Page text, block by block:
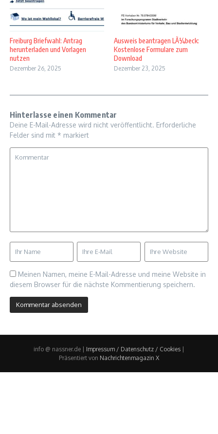
Freiburg Briefwahl: Antrag
herunterladen und Vorlagen
nutzen
Dezember 26, 2025
Ausweis beantragen LÃ¼beck:
Kostenlose Formulare zum
Download
Dezember 23, 2025
Hinterlasse einen Kommentar
Deine E-Mail-Adresse wird nicht veröffentlicht. Erforderliche
Felder sind mit * markiert
Meinen Namen, meine E-Mail-Adresse und meine Website in
diesem Browser für die nächste Kommentierung speichern.
info @ nassner.de | Impressum / Datenschutz / Cookies |
Präsentiert von Nachrichtenmagazin X